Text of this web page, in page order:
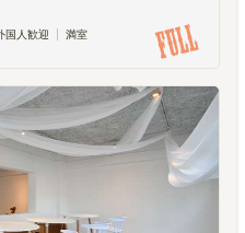
国人歓迎 満室